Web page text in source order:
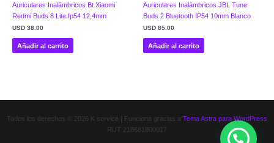
Auriculares Inalámbricos Bt Xiaomi
Redmi Buds 8 Lite Ip54 12,4mm
USD 38.00
Añadir al carrito
Auriculares Inalámbricos JBL Tune
Buds 2 Bluetooth IP54 10mm Blanco
USD 85.00
Añadir al carrito
Todos los derechos © 2026 K service | Funciona gracias a Tema Astra para WordPress
RUT 218681800017